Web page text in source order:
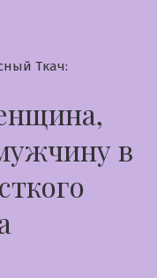
Ткач:
в